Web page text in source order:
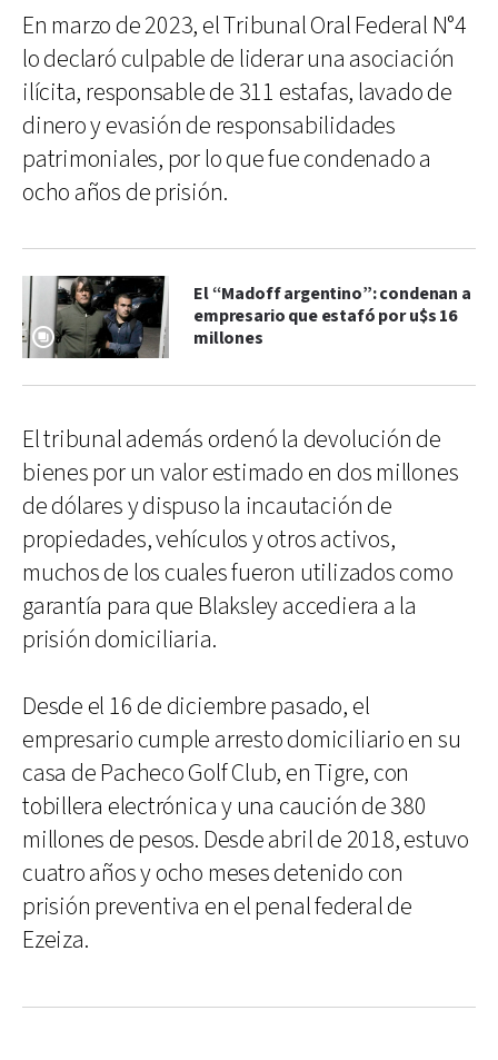
En marzo de 2023, el Tribunal Oral Federal N°4
lo declaró culpable de liderar una asociación
ilícita, responsable de 311 estafas, lavado de
dinero y evasión de responsabilidades
patrimoniales, por lo que fue condenado a
ocho años de prisión.
El “Madoff argentino”: condenan a
empresario que estafó por u$s 16
millones
El tribunal además ordenó la devolución de
bienes por un valor estimado en dos millones
de dólares y dispuso la incautación de
propiedades, vehículos y otros activos,
muchos de los cuales fueron utilizados como
garantía para que Blaksley accediera a la
prisión domiciliaria.
Desde el 16 de diciembre pasado, el
empresario cumple arresto domiciliario en su
casa de Pacheco Golf Club, en Tigre, con
tobillera electrónica y una caución de 380
millones de pesos. Desde abril de 2018, estuvo
cuatro años y ocho meses detenido con
prisión preventiva en el penal federal de
Ezeiza.